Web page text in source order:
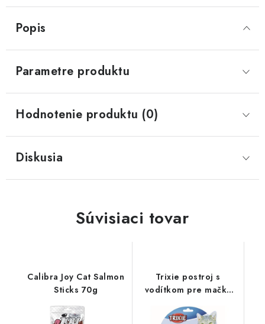
Popis
Parametre produktu
Hodnotenie produktu (0)
Diskusia
Súvisiaci tovar
Calibra Joy Cat Salmon
Sticks 70g
Trixie postroj s
vodítkom pre mačky